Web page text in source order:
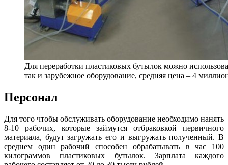
Для переработки пластиковых бутылок можно
так и зарубежное оборудование, средняя цена – 4
Персонал
Для того чтобы обслуживать оборудование необходимо нанять
8-10 рабочих, которые займутся отбраковкой первичного
материала, будут загружать его и выгружать полученный. В
среднем один рабочий способен обрабатывать в час 100
килограммов пластиковых бутылок. Зарплата каждого